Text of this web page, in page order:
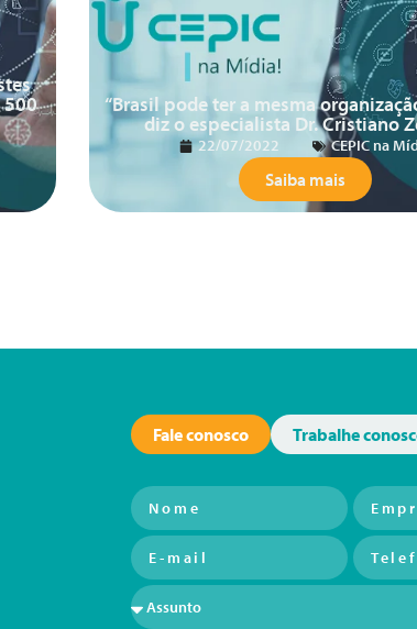
500 “Brasil pode ter a mesma
diz o especialista Dr. Cristiano
22/07/2022 CEPIC na
Saiba mais
Fale conosco Trabalhe